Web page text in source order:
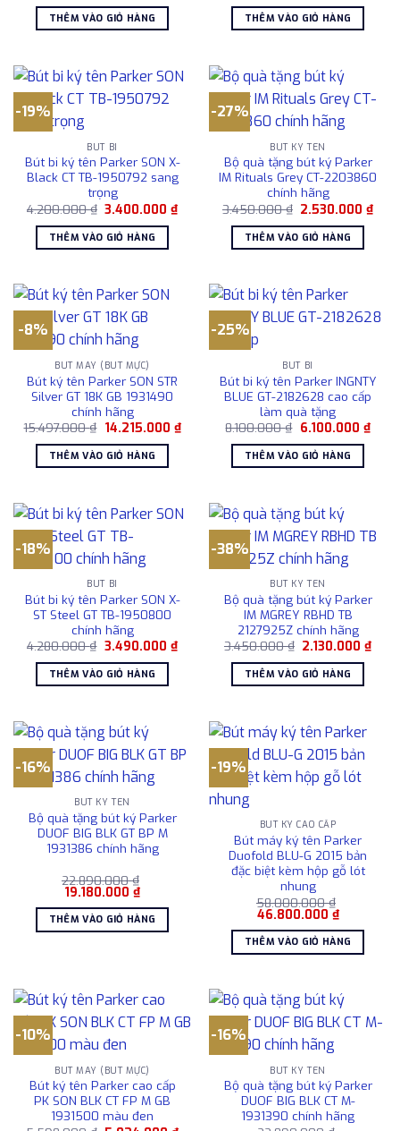
là:
5.200.000 ₫.
THÊM VÀO GIỎ HÀNG là:
2.000.000 ₫.
THÊM VÀO GIỎ HÀNG
-19%
BÚT BI
Bút bi ký tên Parker SON X-
Black CT TB-1950792 sang
trọng
4.200.000₫ Giá
là:
4.200.000 ₫.
3.400.000₫Giá
hiện
3.400.000 ₫.
THÊM VÀO GIỎ HÀNG
-27%
BÚT KÝ TÊN
Bộ quà tặng bút ký Parker
IM Rituals Grey CT-2203860
chính hãng
3.450.000₫ Giá
là:
3.450.000 ₫.
2.530.000₫Giá
hiện
THÊM VÀO GIỎ HÀNG
-8%
BÚT MÁY (BÚT MỰC)
Bút ký tên Parker SON STR
Silver GT 18K GB 1931490
chính hãng
15.497.000₫ Giá
là:
15.497.000 ₫.
14.215.000 ₫Giá
hiện
14.215.000 ₫.
THÊM VÀO GIỎ HÀNG
-25%
BÚT BI
Bút bi ký tên Parker INGNTY
BLUE GT-2182628 cao cấp
làm quà tặng
8.100.000₫ Giá
là:
8.100.000 ₫.
6.100.000 ₫Giá
hiện
THÊM VÀO GIỎ HÀNG
-18%
BÚT BI
Bút bi ký tên Parker SON X-
ST Steel GT TB-1950800
chính hãng
4.280.000₫ Giá
là:
4.280.000 ₫.
3.490.000 ₫Giá
hiện
3.490.000 ₫.
THÊM VÀO GIỎ HÀNG
-38%
BÚT KÝ TÊN
Bộ quà tặng bút ký Parker
IM MGREY RBHD TB
2127925Z chính hãng
3.450.000₫ Giá
là:
3.450.000 ₫.
2.130.000₫Giá
hiện
THÊM VÀO GIỎ HÀNG
-16%
BÚT KÝ TÊN
Bộ quà tặng bút ký Parker
DUOF BIG BLK GT BP M
1931386 chính hãng
22.890.000₫
Giá
là:
22.890.000 ₫.
19.180.000 ₫Giá
hiện
tại
là:
19.180.000 ₫.
THÊM VÀO GIỎ HÀNG
-19%
BÚT KÝ CAO CẤP
Bút máy ký tên Parker
Duofold BLU-G 2015 bản
đặc biệt kèm hộp gỗ lót
nhung
58.000.000₫
Giá
là:
58.000.000 ₫.
46.800.000 ₫Giá
hiện
tại
là:
THÊM VÀO GIỎ HÀNG
-10%
BÚT MÁY (BÚT MỰC)
Bút ký tên Parker cao cấp
PK SON BLK CT FP M GB
1931500 màu đen
-16%
BÚT KÝ TÊN
Bộ quà tặng bút ký Parker
DUOF BIG BLK CT M-
1931390 chính hãng